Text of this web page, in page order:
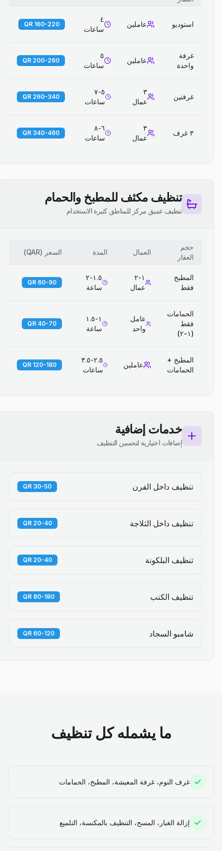
استوديو عاملين
٤
ساعات
160-220 QR
غرفة
واحدة
عاملين
٥
ساعات
200-260 QR
غرفتين
٣
عمال
٥-٧
ساعات
260-340 QR
٣ غرف
٣
عمال
٦-٨
ساعات
340-460 QR
تنظيف مكثف للمطبخ والحمام
تنظيف عميق مركز للمناطق كثيرة الاستخدام
حجم
العقار
العمال المدة السعر (
QAR
)
المطبخ
فقط
١-٢
عمال
١.٥-٢
ساعة
60-90 QR
الحمامات
فقط
(١-٢)
عامل
واحد
١-١.٥
ساعة
40-70 QR
المطبخ +
الحمامات
عاملين
٢.٥-٣.٥
ساعات
120-180 QR
خدمات إضافية
إضافات اختيارية لتحسين التنظيف
تنظيف داخل الفرن 30-50 QR
تنظيف داخل الثلاجة 20-40 QR
تنظيف البلكونة 20-40 QR
تنظيف الكنب 80-180 QR
شامبو السجاد 60-120 QR
ما يشمله كل تنظيف
غرف النوم، غرفة المعيشة، المطبخ، الحمامات
إزالة الغبار، المسح، التنظيف بالمكنسة، التلميع